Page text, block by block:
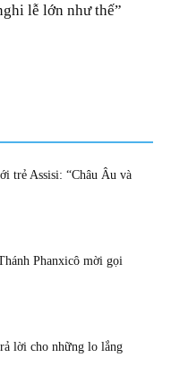
lễ lớn như thế”
trẻ Assisi: “Châu Âu và
Phanxicô mời gọi
lời cho những lo lắng